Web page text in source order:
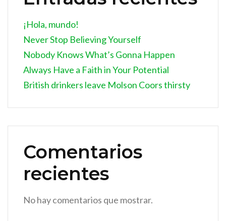
¡Hola, mundo!
Never Stop Believing Yourself
Nobody Knows What’s Gonna Happen
Always Have a Faith in Your Potential
British drinkers leave Molson Coors thirsty
Comentarios
recientes
No hay comentarios que mostrar.